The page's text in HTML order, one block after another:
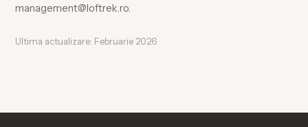
management@loftrek.ro.
Ultima actualizare: Februarie 2026